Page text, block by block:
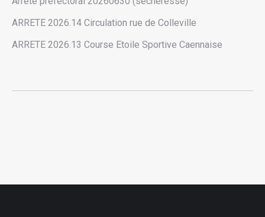
ARRETE 2026.14 Circulation rue de Colleville
ARRETE 2026.13 Course Etoile Sportive Caennaise